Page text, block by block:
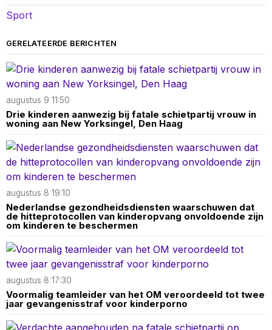
Sport
GERELATEERDE BERICHTEN
augustus 9 11:50
Drie kinderen aanwezig bij fatale schietpartij vrouw in
woning aan New Yorksingel, Den Haag
augustus 8 19:10
Nederlandse gezondheidsdiensten waarschuwen dat
de hitteprotocollen van kinderopvang onvoldoende zijn
om kinderen te beschermen
augustus 8 17:30
Voormalig teamleider van het OM veroordeeld tot twee
jaar gevangenisstraf voor kinderporno